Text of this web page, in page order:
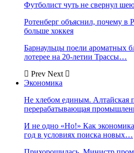
Футболист чуть не свернул
Ротенберг объяснил, почему в
больше хоккея
Барнаульцы поели ароматных
лотерее на 20-летии Трассы…
Prev Next
Экономика
Не хлебом единым. Алтайская
перерабатывающая
И не одно «Но!» Как
год в условиях поиска новых…